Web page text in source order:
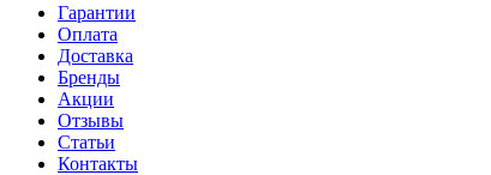
Гарантии
Оплата
Доставка
Бренды
Акции
Отзывы
Статьи
Контакты